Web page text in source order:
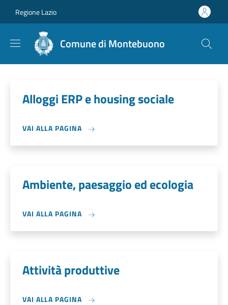
Regione Lazio
Comune di Montebuono
Alloggi ERP e housing sociale
VAI ALLA PAGINA
Ambiente, paesaggio ed ecologia
VAI ALLA PAGINA
Attività produttive
VAI ALLA PAGINA